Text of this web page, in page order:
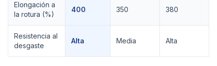
Elongación a
la rotura (%)
400 350 380
Resistencia al
desgaste
Alta Media Alta